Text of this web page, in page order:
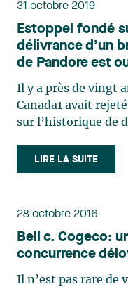
31 octobre 2019
Estoppel fondé
délivrance d’un
de Pandore est
Il y a près de vingt
Canada1 avait
sur l’historique de
(« File wrapper estoppel »2). À
Binnie écrivait : «
LIRE LA SUITE
28 octobre 2016
Bell c. Cogeco:
concurrence
Il n’est pas rare